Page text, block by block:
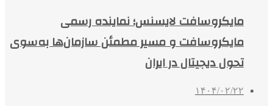
مایکروسافت لایسنس؛ نماینده رسمی
مایکروسافت و مسیر مطمئن سازمان‌ها به‌سوی
تحول دیجیتال در ایران
۱۴۰۴/۰۲/۲۲